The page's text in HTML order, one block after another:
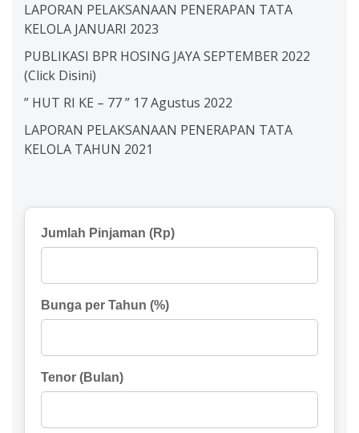
LAPORAN PELAKSANAAN PENERAPAN TATA
KELOLA JANUARI 2023
PUBLIKASI BPR HOSING JAYA SEPTEMBER 2022
(Click Disini)
” HUT RI KE – 77 ” 17 Agustus 2022
LAPORAN PELAKSANAAN PENERAPAN TATA
KELOLA TAHUN 2021
Jumlah Pinjaman (Rp)
Bunga per Tahun (%)
Tenor (Bulan)